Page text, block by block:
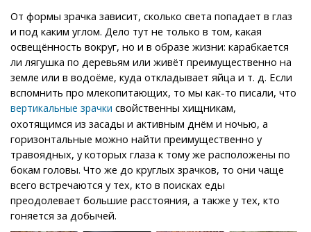
От формы зрачка зависит, сколько света попадает в глаз
и под каким углом. Дело тут не только в том, какая
освещённость вокруг, но и в образе жизни: карабкается
ли лягушка по деревьям или живёт преимущественно на
земле или в водоёме, куда откладывает яйца и т. д. Если
вспомнить про млекопитающих, то мы как-то писали, что
вертикальные зрачки свойственны хищникам,
охотящимся из засады и активным днём и ночью, а
горизонтальные можно найти преимущественно у
травоядных, у которых глаза к тому же расположены по
бокам головы. Что же до круглых зрачков, то они чаще
всего встречаются у тех, кто в поисках еды
преодолевает большие расстояния, а также у тех, кто
гоняется за добычей.